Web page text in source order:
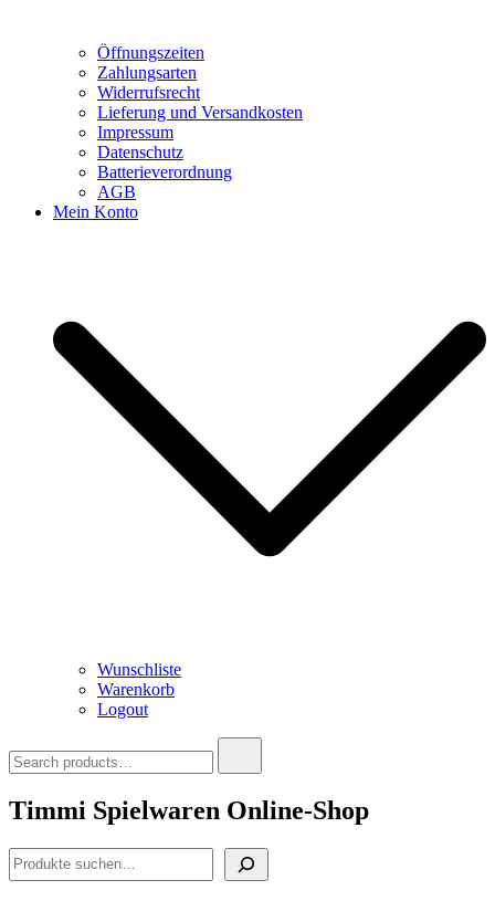
Öffnungszeiten
Zahlungsarten
Widerrufsrecht
Lieferung und Versandkosten
Impressum
Datenschutz
Batterieverordnung
AGB
Mein Konto
Wunschliste
Warenkorb
Logout
for:
Timmi Spielwaren Online-Shop
Suchen